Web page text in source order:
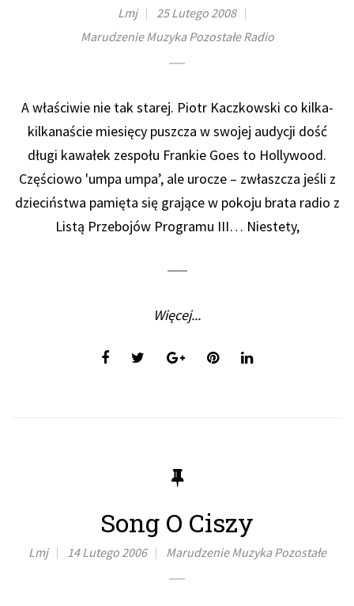
Lmj
25 Lutego 2008
Marudzenie Muzyka Pozostałe Radio
A właściwie nie tak starej. Piotr Kaczkowski co kilka-
kilkanaście miesięcy puszcza w swojej audycji dość
długi kawałek zespołu Frankie Goes to Hollywood.
Częściowo 'umpa umpa’, ale urocze – zwłaszcza jeśli z
dzieciństwa pamięta się grające w pokoju brata radio z
Listą Przebojów Programu III… Niestety,
Więcej...
Song O Ciszy
Lmj 14 Lutego 2006 Marudzenie Muzyka Pozostałe